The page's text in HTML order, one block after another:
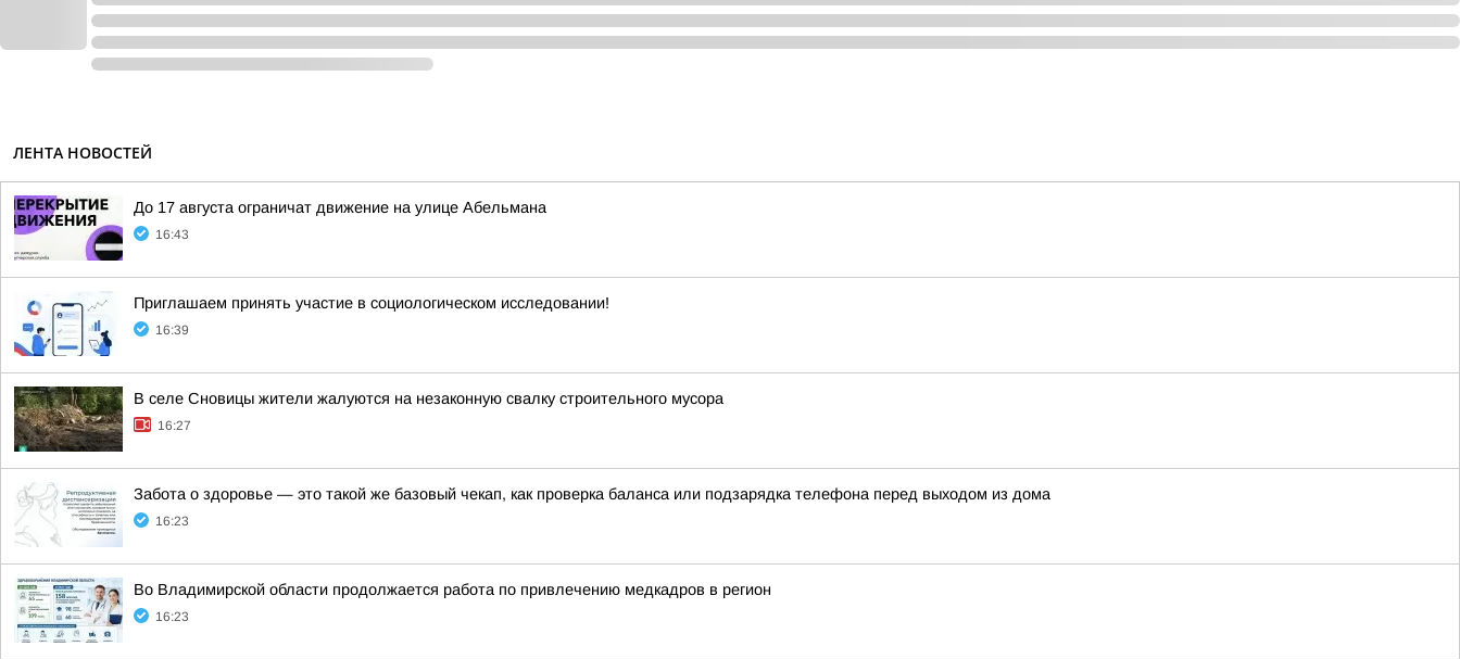
ЛЕНТА НОВОСТЕЙ
До 17 августа ограничат движение на улице Абельмана
16:43
Приглашаем принять участие в социологическом исследовании!
16:39
В селе Сновицы жители жалуются на незаконную свалку строительного мусора
16:27
Забота о здоровье — это такой же базовый чекап, как проверка баланса или подзарядка телефона перед выходом из дома
16:23
Во Владимирской области продолжается работа по привлечению медкадров в регион
16:23